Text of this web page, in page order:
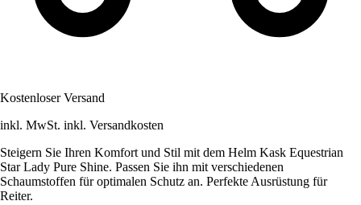
Kostenloser Versand
inkl. MwSt. inkl. Versandkosten
Steigern Sie Ihren Komfort und Stil mit dem Helm Kask Equestrian
Star Lady Pure Shine. Passen Sie ihn mit verschiedenen
Schaumstoffen für optimalen Schutz an. Perfekte Ausrüstung für
Reiter.